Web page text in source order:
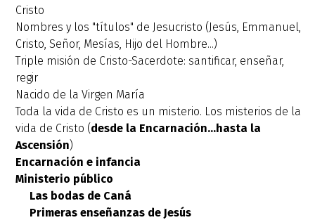
Cristo
Nombres y los "títulos" de Jesucristo (Jesús, Emmanuel,
Cristo, Señor, Mesías, Hijo del Hombre...)
Triple misión de Cristo-Sacerdote: santificar, enseñar,
regir
Nacido de la Virgen María
Toda la vida de Cristo es un misterio. Los misterios de la
vida de Cristo (desde la Encarnación...hasta la
Ascensión)
Encarnación e infancia
Ministerio público
Las bodas de Caná
Primeras enseñanzas de Jesús